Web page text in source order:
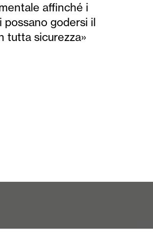
affinché i
possano godersi il
tutta sicurezza»